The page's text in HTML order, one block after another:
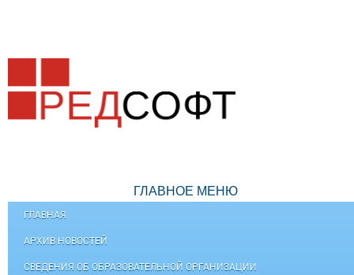
ГЛАВНОЕ МЕНЮ
ГЛАВНАЯ
АРХИВ НОВОСТЕЙ
СВЕДЕНИЯ ОБ ОБРАЗОВАТЕЛЬНОЙ ОРГАНИЗАЦИИ